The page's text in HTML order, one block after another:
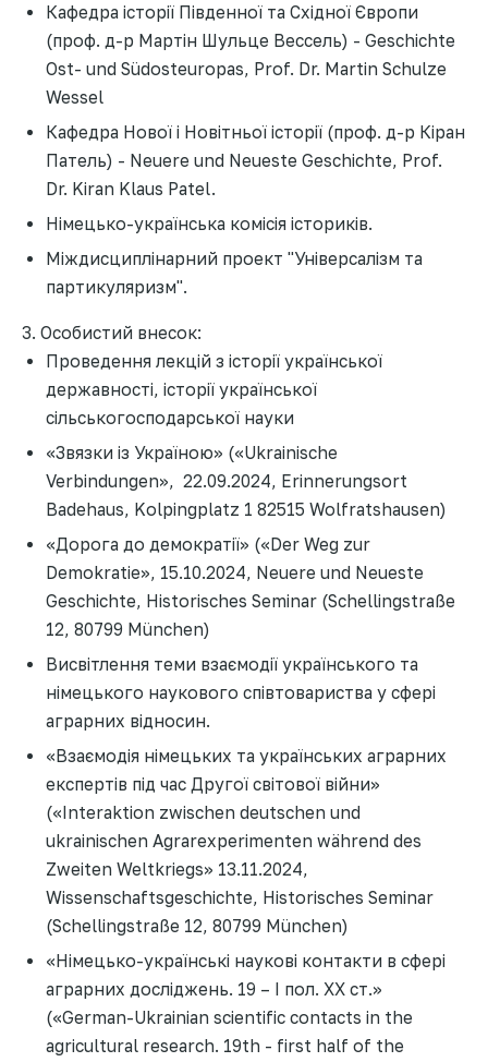
Кафедра історії Південної та Східної Європи
(проф. д-р Мартін Шульце Вессель) - Geschichte
Ost- und Südosteuropas, Prof. Dr. Martin Schulze
Wessel
Кафедра Нової і Новітньої історії (проф. д-р Кіран
Патель) - Neuere und Neueste Geschichte, Prof.
Dr. Kiran Klaus Patel.
Німецько-українська комісія істориків.
Міждисциплінарний проект "Універсалізм та
партикуляризм".
3. Особистий внесок:
Проведення лекцій з історії української
державності, історії української
сільськогосподарської науки
«Звязки із Україною» («Ukrainische
Verbindungen», 22.09.2024, Erinnerungsort
Badehaus, Kolpingplatz 1 82515 Wolfratshausen)
«Дорога до демократії» («Der Weg zur
Demokratie», 15.10.2024, Neuere und Neueste
Geschichte, Historisches Seminar (Schellingstraße
12, 80799 München)
Висвітлення теми взаємодії українського та
німецького наукового співтовариства у сфері
аграрних відносин.
«Взаємодія німецьких та українських аграрних
експертів під час Другої світової війни»
(«Interaktion zwischen deutschen und
ukrainischen Agrarexperimenten während des
Zweiten Weltkriegs» 13.11.2024,
Wissenschaftsgeschichte, Historisches Seminar
(Schellingstraße 12, 80799 München)
«Німецько-українські наукові контакти в сфері
аграрних досліджень. 19 – І пол. ХХ ст.»
(«German-Ukrainian scientific contacts in the
agricultural research. 19th - first half of the